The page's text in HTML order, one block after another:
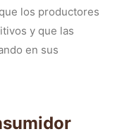
los productores
y que las
en sus